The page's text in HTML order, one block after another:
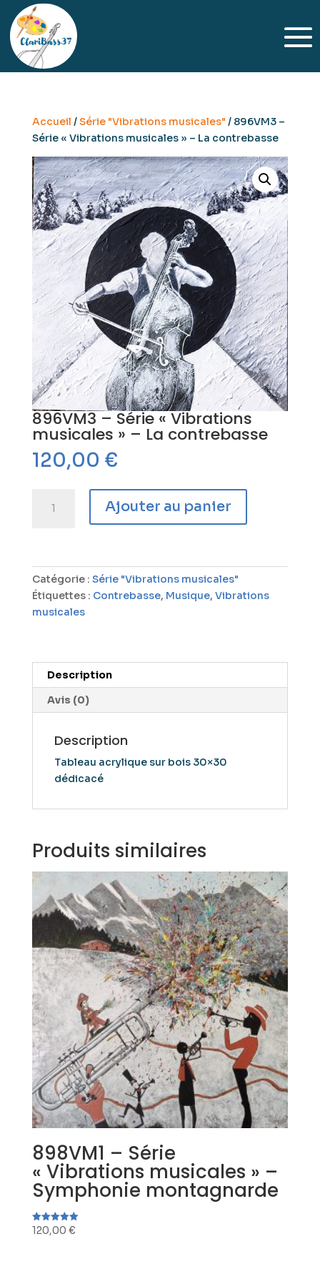
Accueil /Série "Vibrations musicales" / 896VM3 –
Série « Vibrations musicales » – La contrebasse
896VM3 – Série « Vibrations
musicales » – La contrebasse
120,00 €
"Vibrations
musicales"
-
Ajouter au panier
Catégorie : Série "Vibrations musicales"
Étiquettes : Contrebasse, Musique, Vibrations
musicales
Description
Avis (0)
Description
Tableau acrylique sur bois 30×30
dédicacé
Produits similaires
898VM1 – Série
« Vibrations musicales » –
Symphonie montagnarde
Note
120,00 €